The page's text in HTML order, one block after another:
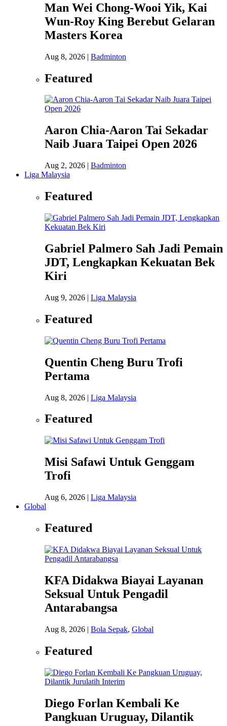
Man Wei Chong-Wooi Yik, Kai
Wun-Roy King Berebut Gelaran
Masters Korea
Aug 8, 2026 | Badminton
Featured
Aaron Chia-Aaron Tai Sekadar
Naib Juara Taipei Open 2026
Aug 2, 2026 | Badminton
Liga Malaysia
Featured
Gabriel Palmero Sah Jadi Pemain
JDT, Lengkapkan Kekuatan Bek
Kiri
Aug 9, 2026 | Liga Malaysia
Featured
Quentin Cheng Buru Trofi
Pertama
Aug 8, 2026 | Liga Malaysia
Featured
Misi Safawi Untuk Genggam
Trofi
Aug 6, 2026 | Liga Malaysia
Global
Featured
KFA Didakwa Biayai Layanan
Seksual Untuk Pengadil
Antarabangsa
Aug 8, 2026 | Bola Sepak, Global
Featured
Diego Forlan Kembali Ke
Pangkuan Uruguay, Dilantik